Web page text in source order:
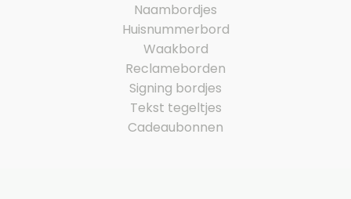
Naambordjes
Huisnummerbord
Waakbord
Reclameborden
Signing bordjes
Tekst tegeltjes
Cadeaubonnen